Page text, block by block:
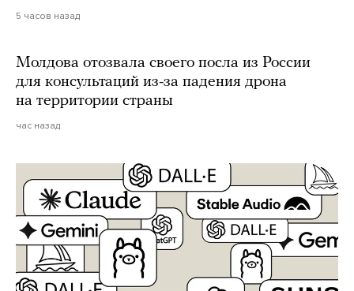
5 часов назад
Молдова отозвала своего посла из России
для консультаций из-за падения дрона
на территории страны
час назад